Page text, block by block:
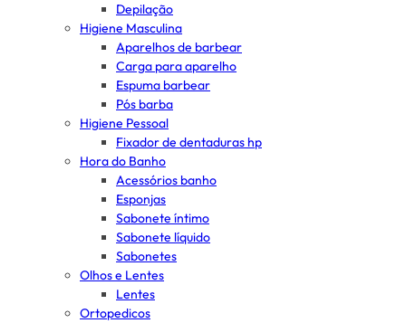
Depilação
Higiene Masculina
Aparelhos de barbear
Carga para aparelho
Espuma barbear
Pós barba
Higiene Pessoal
Fixador de dentaduras hp
Hora do Banho
Acessórios banho
Esponjas
Sabonete íntimo
Sabonete líquido
Sabonetes
Olhos e Lentes
Lentes
Ortopedicos